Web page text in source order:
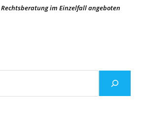
im Einzelfall angeboten